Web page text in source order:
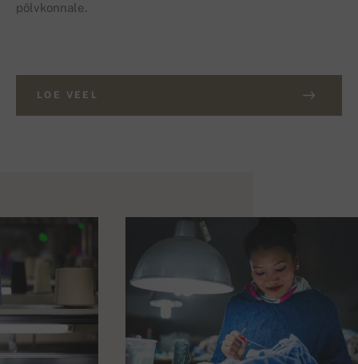
põlvkonnale.
LOE VEEL